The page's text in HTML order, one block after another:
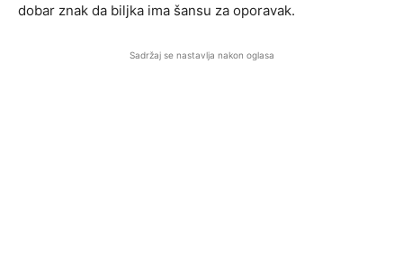
dobar znak da biljka ima šansu za oporavak.
Sadržaj se nastavlja nakon oglasa